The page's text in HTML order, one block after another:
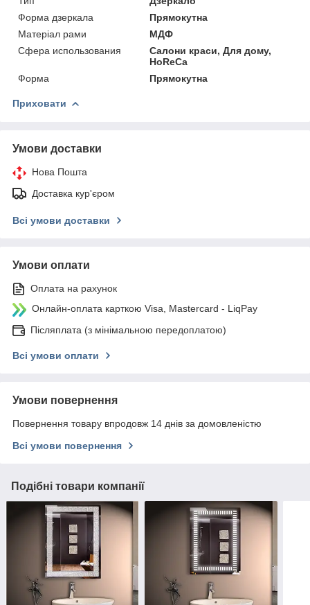
Форма дзеркала
Прямокутна
Матеріал рами
МДФ
Сфера использования
Салони краси, Для дому,
HoReCa
Форма
Прямокутна
Приховати
Умови доставки
Нова Пошта
Доставка кур'єром
Всі умови доставки
Умови оплати
Оплата на рахунок
Онлайн-оплата карткою Visa, Mastercard - LiqPay
Післяплата (з мінімальною передоплатою)
Всі умови оплати
Умови повернення
Повернення товару впродовж 14 днів за домовленістю
Всі умови повернення
Подібні товари компанії